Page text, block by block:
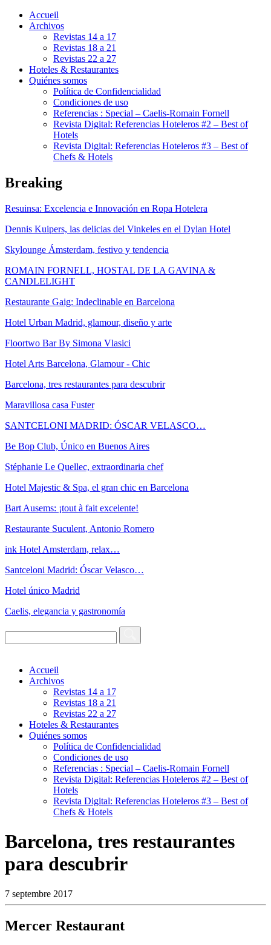
Accueil
Archivos
Revistas 14 a 17
Revistas 18 a 21
Revistas 22 a 27
Hoteles & Restaurantes
Quiénes somos
Política de Confidencialidad
Condiciones de uso
Referencias : Special – Caelis-Romain Fornell
Revista Digital: Referencias Hoteleros #2 – Best of
Hotels
Revista Digital: Referencias Hoteleros #3 – Best of
Chefs & Hotels
Breaking
Resuinsa: Excelencia e Innovación en Ropa Hotelera
Dennis Kuipers, las delicias del Vinkeles en el Dylan Hotel
Skylounge Ámsterdam, festivo y tendencia
ROMAIN FORNELL, HOSTAL DE LA GAVINA &
CANDLELIGHT
Restaurante Gaig: Indeclinable en Barcelona
Hotel Urban Madrid, glamour, diseño y arte
Floortwo Bar By Simona Vlasici
Hotel Arts Barcelona, Glamour - Chic
Barcelona, tres restaurantes para descubrir
Maravillosa casa Fuster
SANTCELONI MADRID: ÓSCAR VELASCO…
Be Bop Club, Único en Buenos Aires
Stéphanie Le Quellec, extraordinaria chef
Hotel Majestic & Spa, el gran chic en Barcelona
Bart Ausems: ¡tout à fait excelente!
Restaurante Suculent, Antonio Romero
ink Hotel Amsterdam, relax…
Santceloni Madrid: Óscar Velasco…
Hotel único Madrid
Caelis, elegancia y gastronomía
Accueil
Archivos
Revistas 14 a 17
Revistas 18 a 21
Revistas 22 a 27
Hoteles & Restaurantes
Quiénes somos
Política de Confidencialidad
Condiciones de uso
Referencias : Special – Caelis-Romain Fornell
Revista Digital: Referencias Hoteleros #2 – Best of
Hotels
Revista Digital: Referencias Hoteleros #3 – Best of
Chefs & Hotels
Barcelona, tres restaurantes
para descubrir
7 septembre 2017
Mercer Restaurant